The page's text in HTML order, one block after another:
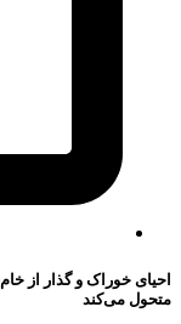
احیای خوراک و گذار از
متحول می‌کند